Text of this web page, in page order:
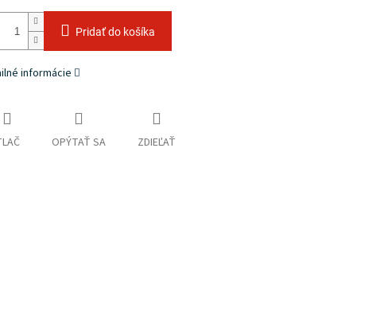
Pridať do košíka
informácie
OPÝTAŤ SA ZDIEĽAŤ